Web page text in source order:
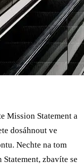
Mission Statement a
dosáhnout ve
Nechte na tom
zbavíte se